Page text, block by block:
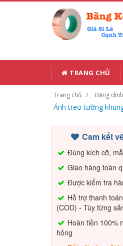
TRANG CHỦ
Trang chủ Băng
Ảnh treo tường
Cam kết
Đúng kích cỡ,
Giao hàng toàn
Được kiểm tra
Hỗ trợ thanh
(COD) - Tùy từng
Hoàn tiền 100%
hỏng